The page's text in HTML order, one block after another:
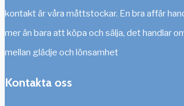
kontakt är våra måttstockar. En bra affär
mer än bara att köpa och sälja, det handlar
mellan glädje och lönsamhet
Kontakta oss